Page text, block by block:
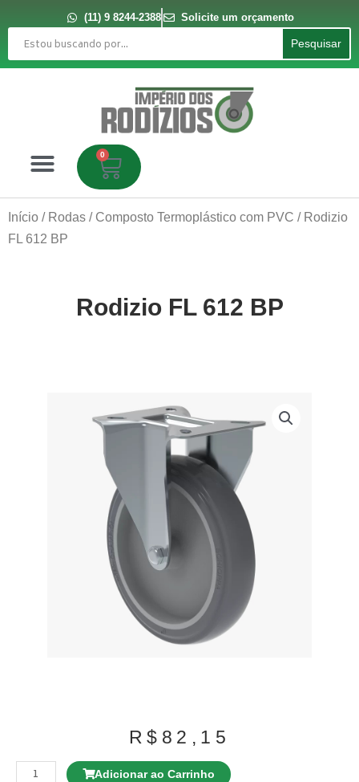
conteúdo
(11) 9 8244-2388
Solicite um orçamento
Pesquisar
Pesquisar
0
Carrinho
Início / Rodas / Composto Termoplástico com PVC / Rodizio
FL 612 BP
Rodizio FL 612 BP
R$ 82,15
GLPBF
414
Adicionar ao Carrinho